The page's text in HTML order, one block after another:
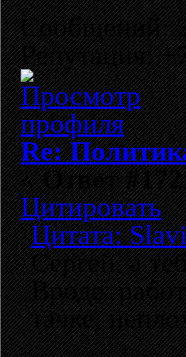
Сообщений:
Репутация:
Re:
«Ответ
Цитировать
Цитата:
Сергей, а
Вроде,
тачке,